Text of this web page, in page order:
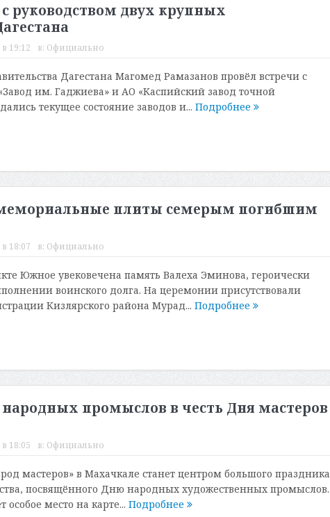
руководством двух крупных
19:12 в: Официально
Дагестана Магомед Рамазанов провёл встречи с
им. Гаджиева» и АО «Каспийский завод точной
текущее состояние заводов и... Подробнее
плиты семерым погибшим
18:07 в: Официально
Южное увековечена память Валеха Эминова, героически
воинского долга. На церемонии присутствовали
Кизлярского района Мурад... Подробнее
промыслов в честь Дня мастеров
18:05 в: Официально
мастеров» в Махачкале станет центром большого праздника
посвящённого Дню народных художественных промыслов.
особое место на карте... Подробнее